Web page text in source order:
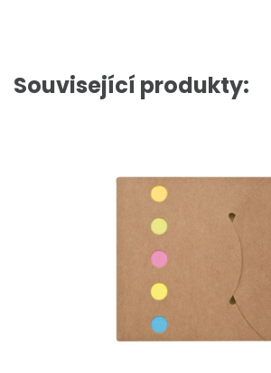
Související produkty: